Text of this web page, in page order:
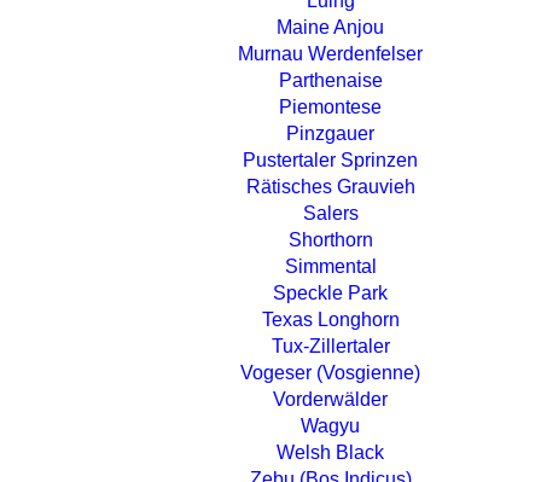
Maine Anjou
Murnau Werdenfelser
Parthenaise
Piemontese
Pinzgauer
Pustertaler Sprinzen
Rätisches Grauvieh
Salers
Shorthorn
Simmental
Speckle Park
Texas Longhorn
Tux-Zillertaler
Vogeser (Vosgienne)
Vorderwälder
Wagyu
Welsh Black